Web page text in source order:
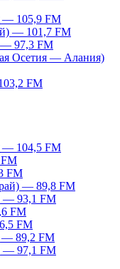
— 105,9 FM
— 101,7 FM
— 97,3 FM
Осетия — Алания)
FM
— 104,5 FM
FM
— 89,8 FM
— 93,1 FM
FM
FM
— 89,2 FM
— 97,1 FM